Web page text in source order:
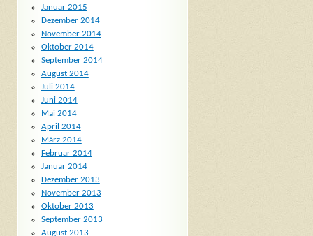
Januar 2015
Dezember 2014
November 2014
Oktober 2014
September 2014
August 2014
Juli 2014
Juni 2014
Mai 2014
April 2014
März 2014
Februar 2014
Januar 2014
Dezember 2013
November 2013
Oktober 2013
September 2013
August 2013